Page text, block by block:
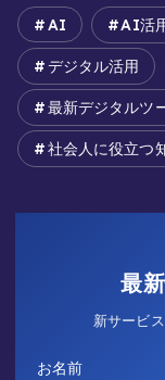
AI AI活
デジタル活用
最新デジタルツ
社会人に役立つ
最
新サービ
お名前